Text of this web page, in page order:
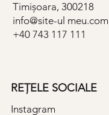
Timișoara, 300218
info@site-ul meu.com
+40 743 117 111
REȚELE SOCIALE
Instagram